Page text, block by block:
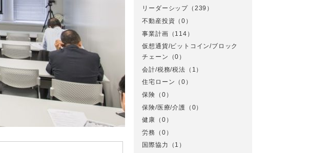
リーダーシップ （239）
不動産投資 （0）
事業計画 （114）
仮想通貨/ビットコイン/ブロック
チェーン
（0）
会計/税務/税法 （1）
住宅ローン （0）
保険 （0）
保険/医療/介護 （0）
健康 （0）
労務
（0）
国際協力
（1）